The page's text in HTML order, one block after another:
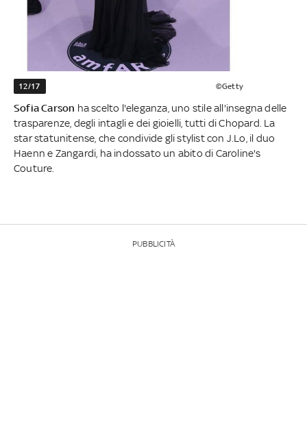
12/17 ©Getty
Sofia Carson ha scelto l'eleganza, uno stile all'insegna delle
trasparenze, degli intagli e dei gioielli, tutti di Chopard. La
star statunitense, che condivide gli stylist con J.Lo, il duo
Haenn e Zangardi, ha indossato un abito di Caroline's
Couture.
PUBBLICITÀ